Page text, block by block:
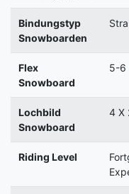
Bindungstyp
Snowboarden
Flex
Snowboard
5-6
Lochbild
Snowboard
4 X
Riding Level